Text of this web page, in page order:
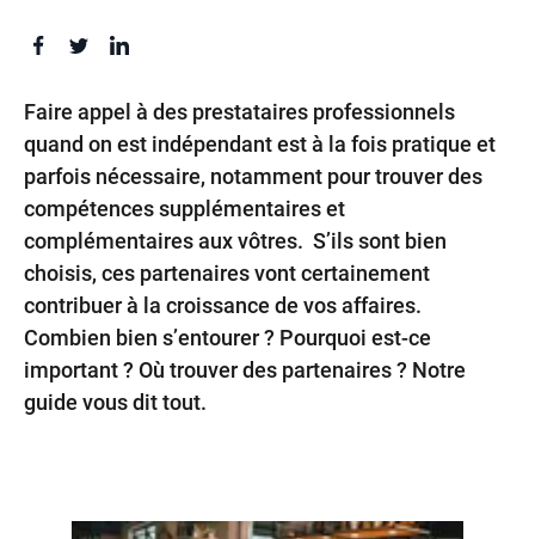
Faire appel à des prestataires professionnels
quand on est indépendant est à la fois pratique et
parfois nécessaire, notamment pour trouver des
compétences supplémentaires et
complémentaires aux vôtres. S’ils sont bien
choisis, ces partenaires vont certainement
contribuer à la croissance de vos affaires.
Combien bien s’entourer ? Pourquoi est-ce
important ? Où trouver des partenaires ? Notre
guide vous dit tout.